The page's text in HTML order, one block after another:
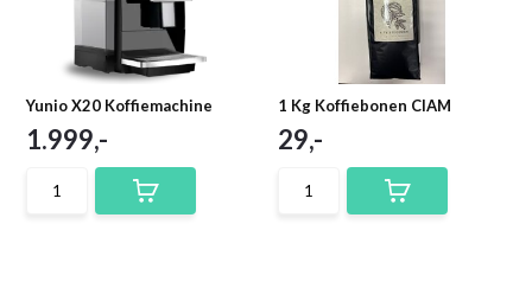
Yunio X20 Koffiemachine
1.999,-
1 Kg Koffiebonen CIAM
29,-